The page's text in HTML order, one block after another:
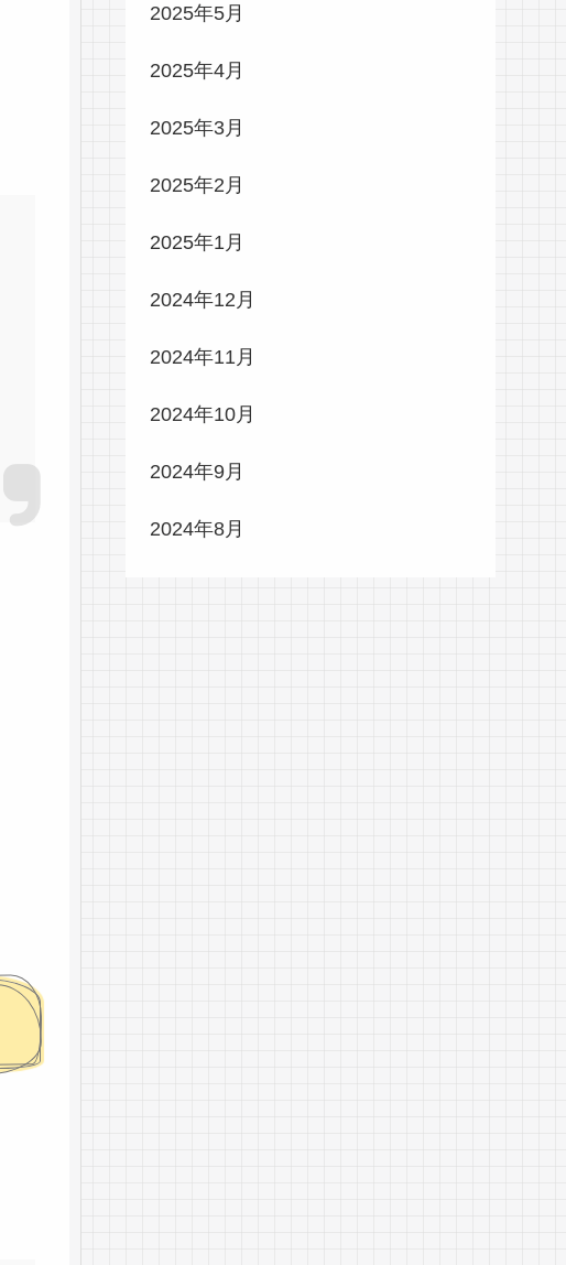
2025年5月
2025年4月
2025年3月
2025年2月
2025年1月
2024年12月
2024年11月
2024年10月
2024年9月
2024年8月